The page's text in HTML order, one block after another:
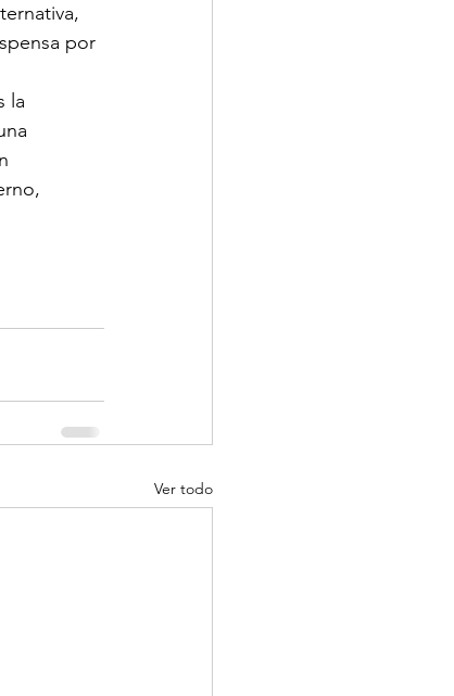
por
la
Ver todo